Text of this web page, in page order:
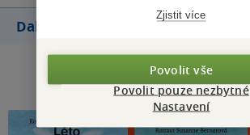
Další knihy autora
Zjistit více
Povolit vše
Povolit pouze nezbytné
Nastavení